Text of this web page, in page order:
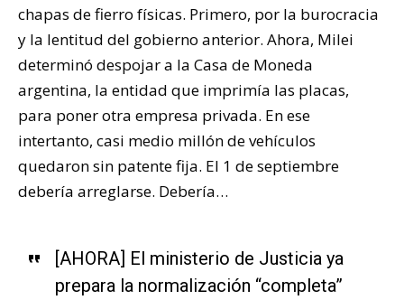
chapas de fierro físicas. Primero, por la burocracia
y la lentitud del gobierno anterior. Ahora, Milei
determinó despojar a la Casa de Moneda
argentina, la entidad que imprimía las placas,
para poner otra empresa privada. En ese
intertanto, casi medio millón de vehículos
quedaron sin patente fija. El 1 de septiembre
debería arreglarse. Debería…
[AHORA] El ministerio de Justicia ya
prepara la normalización “completa”